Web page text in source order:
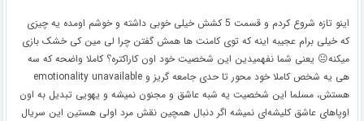
اینو تازه شروع کردم و قسمت 5 کشش خیلی خوبی داشته و خوشم اومده یه چیزی
که خیلی برام عجیبه اینه که توی کامنت ها همش گفتن چرا لی مین کی خشک بازی
میکنه😐 یعنی شما نفهمیدین این شخصیت خود اون کاراکتره؟ کاملا واضحه که سه
هی یه شخص کاملا خود محور تا حدی جامعه گریز و emotionality unavailable
هستش، مسلما این شخصیت یه شبه عاشق و مجنون نمیشه و یهویی تبدیل به اون
اوپاهای عاشق کلیشه‌ای نمیشه اگر دنبال همچین نقش مرد اولی هستین این سریال